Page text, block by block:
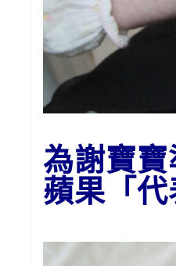
為謝寶
蘋果「